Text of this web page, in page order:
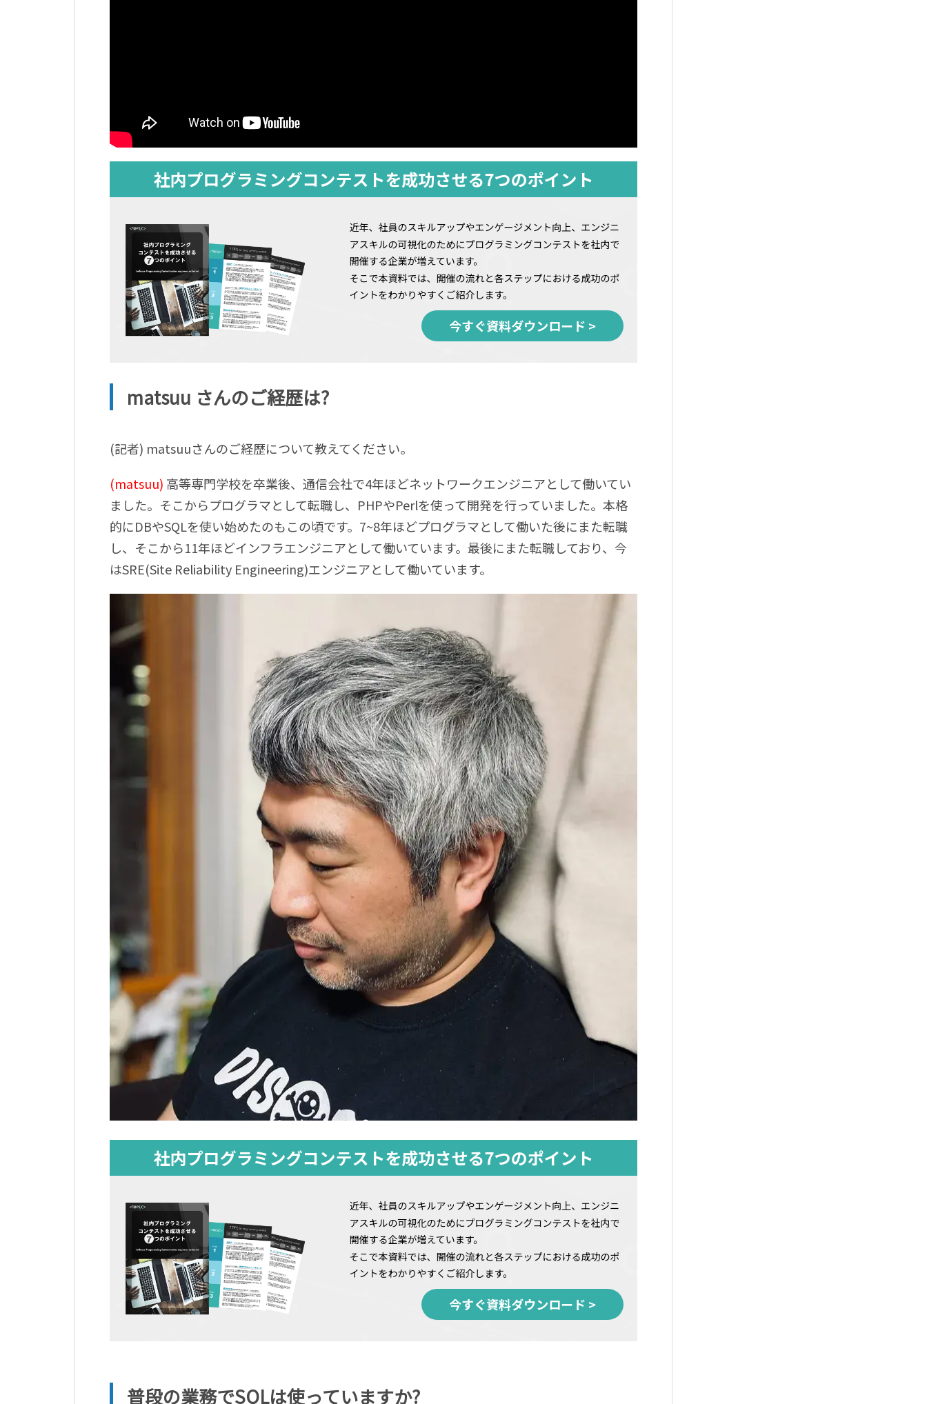
matsuu さんのご経歴は?
(記者) matsuuさんのご経歴について教えてください。
(matsuu) 高等専門学校を卒業後、通信会社で4年ほどネットワークエンジニアとして働いてい
ました。そこからプログラマとして転職し、 PHPやPerlを使って開発を行っていました。本格
的にDBやSQLを使い始めたのもこの頃です。 7~8年ほどプログラマとして働いた後にまた転職
し、そこから11年ほどインフラエンジニアとして働いています。最後にまた転職しており、今
はSRE(Site Reliability Engineering)エンジニアとして働いています。
普段の業務でSQLは使っていますか?